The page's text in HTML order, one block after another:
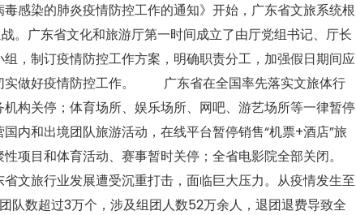
感染的肺炎疫情防控工作的通知》开始，广东省文旅系统根
。广东省文化和旅游厅第一时间成立了由厅党组书记、厅长
，制订疫情防控工作方案，明确职责分工，加强假日期间应
实做好疫情防控工作。 广东省在全国率先落实文旅体行
构关停；体育场所、娱乐场所、网吧、游艺场所等一律暂停
内和出境团队旅游活动，在线平台暂停销售“机票+酒店”旅
项目和体育活动、赛事暂时关停；全省电影院全部关闭。
旅行业发展遭受沉重打击，面临巨大压力。从疫情发生至
队数超过3万个，涉及组团人数52万余人，退团退费导致全